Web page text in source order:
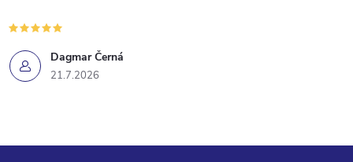
p
i
s
Dagmar Černá
21.7.2026